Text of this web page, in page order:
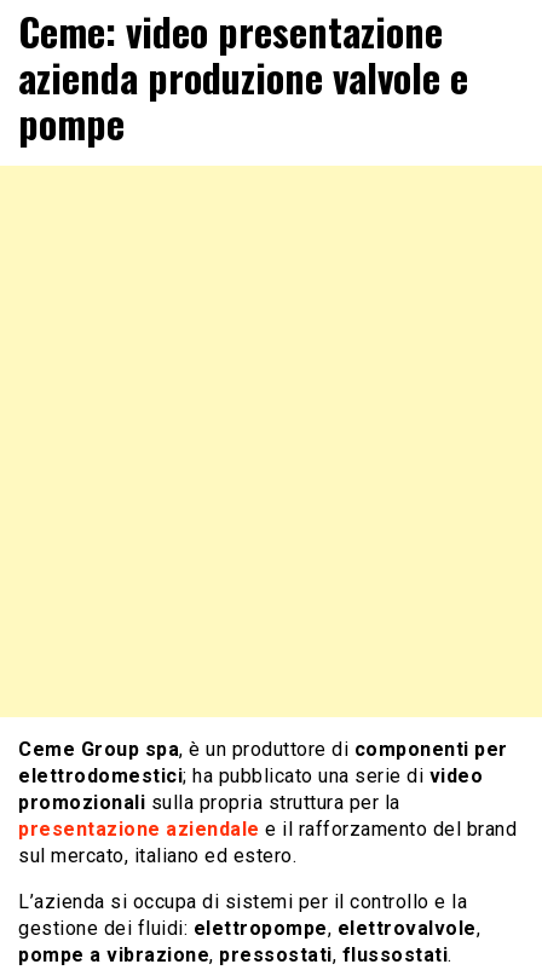
Ceme: video presentazione
azienda produzione valvole e
pompe
Ceme Group spa, è un produttore di componenti per
elettrodomestici; ha pubblicato una serie di video
promozionali sulla propria struttura per la
presentazione aziendale e il rafforzamento del brand
sul mercato, italiano ed estero.
L’azienda si occupa di sistemi per il controllo e la
gestione dei fluidi: elettropompe, elettrovalvole,
pompe a vibrazione, pressostati, flussostati.